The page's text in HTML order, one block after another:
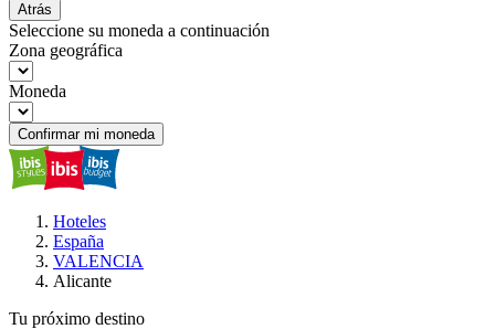
Atrás
Seleccione su moneda a continuación
Zona geográfica
Moneda
Confirmar mi moneda
Hoteles
España
VALENCIA
Alicante
Tu próximo destino